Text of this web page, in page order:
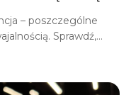
– poszczególne
Sprawdź,